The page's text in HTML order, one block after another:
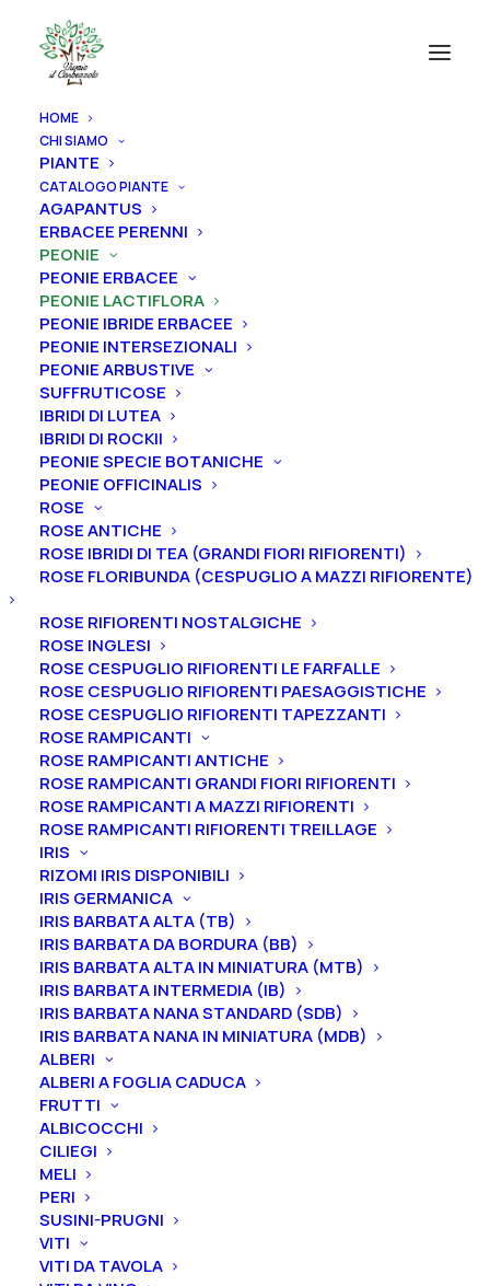
HOME
CHI SIAMO
PIANTE
CATALOGO PIANTE
AGAPANTUS
ERBACEE PERENNI
PEONIE
PEONIE ERBACEE
PEONIE LACTIFLORA
PEONIE IBRIDE ERBACEE
PEONIE INTERSEZIONALI
PEONIE ARBUSTIVE
SUFFRUTICOSE
IBRIDI DI LUTEA
IBRIDI DI ROCKII
PEONIE SPECIE BOTANICHE
PEONIE OFFICINALIS
ROSE
ROSE ANTICHE
ROSE IBRIDI DI TEA (GRANDI FIORI RIFIORENTI)
ROSE FLORIBUNDA (CESPUGLIO A MAZZI RIFIORENTE)
ROSE RIFIORENTI NOSTALGICHE
ROSE INGLESI
ROSE CESPUGLIO RIFIORENTI LE FARFALLE
ROSE CESPUGLIO RIFIORENTI PAESAGGISTICHE
ROSE CESPUGLIO RIFIORENTI TAPEZZANTI
ROSE RAMPICANTI
ROSE RAMPICANTI ANTICHE
ROSE RAMPICANTI GRANDI FIORI RIFIORENTI
ROSE RAMPICANTI A MAZZI RIFIORENTI
ROSE RAMPICANTI RIFIORENTI TREILLAGE
IRIS
RIZOMI IRIS DISPONIBILI
IRIS GERMANICA
IRIS BARBATA ALTA (TB)
IRIS BARBATA DA BORDURA (BB)
IRIS BARBATA ALTA IN MINIATURA (MTB)
IRIS BARBATA INTERMEDIA (IB)
IRIS BARBATA NANA STANDARD (SDB)
IRIS BARBATA NANA IN MINIATURA (MDB)
ALBERI
ALBERI A FOGLIA CADUCA
FRUTTI
ALBICOCCHI
CILIEGI
MELI
PERI
SUSINI-PRUGNI
VITI
VITI DA TAVOLA
Home Peonie
Peonie lactiflora
Peonia lactiflora “Lemon Chiffon”
Peonia lactiflora “Lemon
Chiffon”
40,00€
La peonia lactiflora “Lemon Chiffon” ha un fiore
doppio e grande, giallo limone. Il profumo è assente
lafioritura è medio precoce.
Ti ricordiamo che le nostre peonie vengono
vendute in vaso, con un apparato radicale ben
affrancato e differente in base alla dimensione della
pianta.
2-3 gemme equivale ad un vaso 16/18/20 cm
3-5 gemme equivale ad un vaso 22/24/26 cm
Gemme
Peonia
lactiflora
"Lemon
Chiffon"
quantità
Ordina subito questo prodotto!
Puoi acquistare ora questo prodotto contattandoci e
indicando la dimensione del vaso desiderata e la